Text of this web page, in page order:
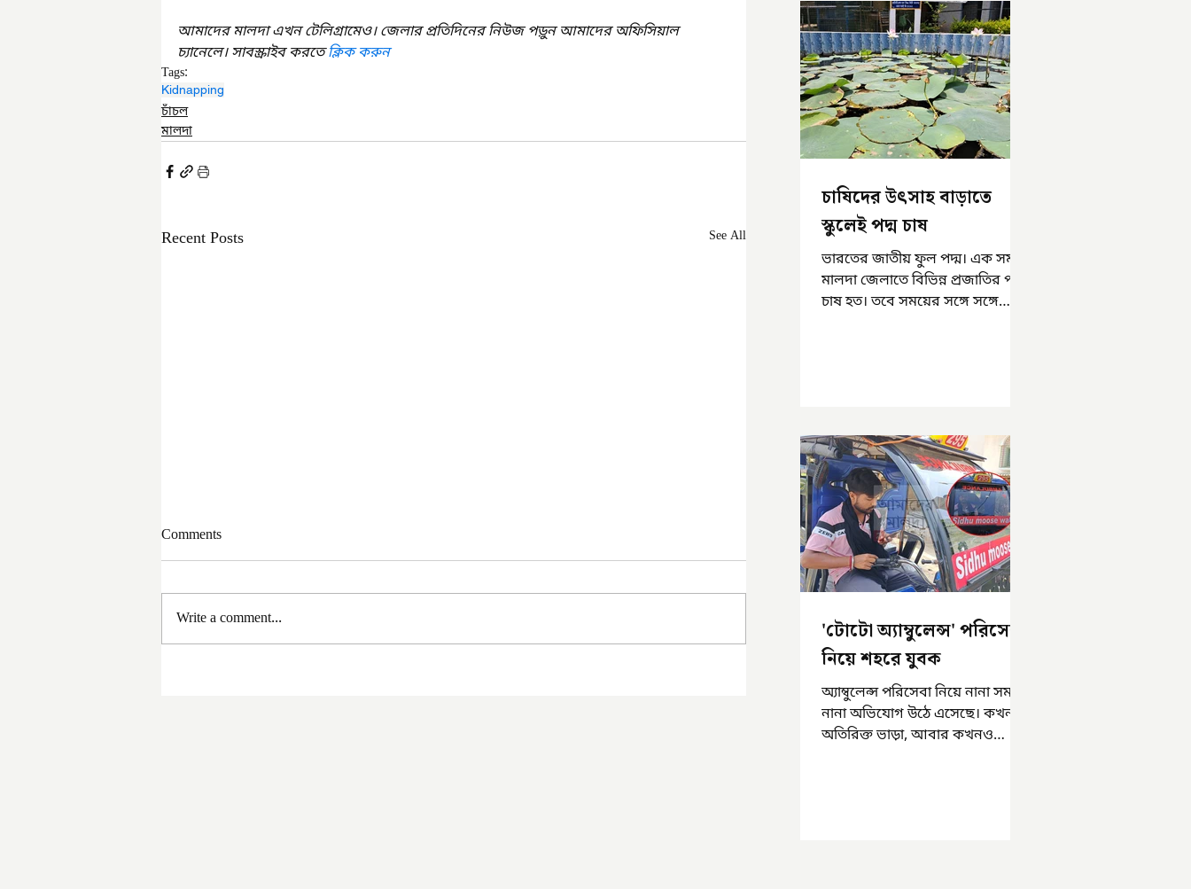
আমাদের মালদা এখন টেলিগ্রামেও। জেলার প্রতিদিনের নিউজ পড়ুন আমাদের অফিসিয়াল
চ্যানেলে। সাবস্ক্রাইব করতে ক্লিক করুন
Tags:
Kidnapping
চাঁচল
মালদা
Recent Posts See All
Comments
Write a comment...
চাষিদের উৎসাহ বাড়াতে
স্কুলেই পদ্ম চাষ
ভারতের জাতীয় ফুল পদ্ম। এক সময়
মালদা জেলাতে বিভিন্ন প্রজাতির পদ্ম
চাষ হত। তবে সময়ের সঙ্গে সঙ্গে
'টোটো অ্যাম্বুলেন্স' পরিসেবা
নিয়ে শহরে যুবক
অ্যাম্বুলেন্স পরিসেবা নিয়ে নানা সময়
নানা অভিযোগ উঠে এসেছে। কখনও
অতিরিক্ত ভাড়া, আবার কখনও